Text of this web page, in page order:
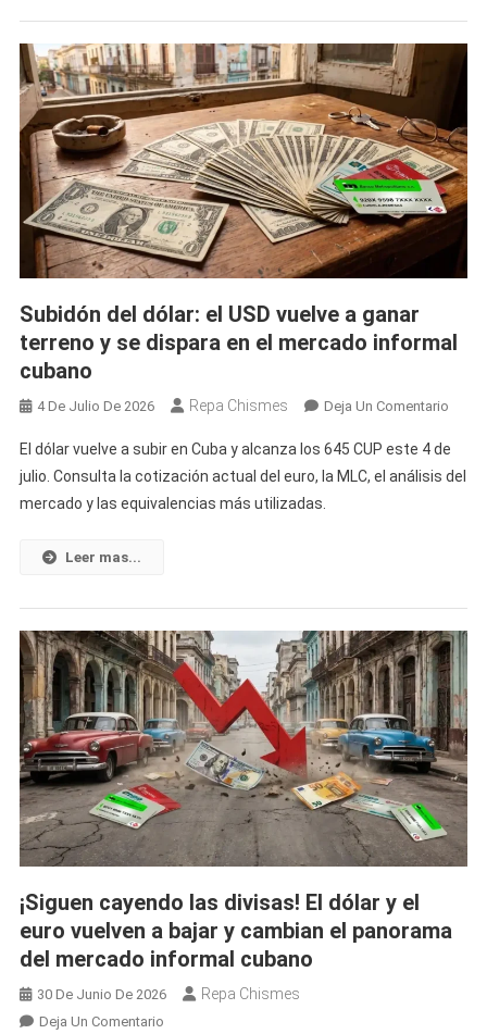
El
Bolsillo
De
Los
Cubanos
Sigue
Sin
Sentir
El
Alivio:
Estos
Los
Precios
Subidón del dólar: el USD vuelve a ganar
terreno y se dispara en el mercado informal
cubano
4 De Julio De 2026 Repa Chismes Deja Un ComentarioEn
Del
Dólar:
Ganar
Y
Se
En
El
El dólar vuelve a subir en Cuba y alcanza los 645 CUP este 4 de
julio. Consulta la cotización actual del euro, la MLC, el análisis del
mercado y las equivalencias más utilizadas.
Leer mas...
¡Siguen cayendo las divisas! El dólar y el
euro vuelven a bajar y cambian el panorama
del mercado informal cubano
30 De Junio De 2026 Repa Chismes
Deja Un ComentarioEn